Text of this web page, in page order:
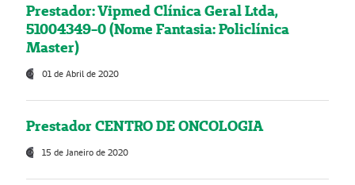
Prestador: Vipmed Clínica Geral Ltda,
51004349-0 (Nome Fantasia: Policlínica
Master)
01 de Abril de 2020
Prestador CENTRO DE ONCOLOGIA
15 de Janeiro de 2020